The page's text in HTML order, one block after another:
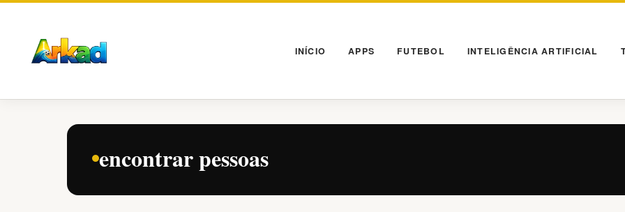
Pular
conteúdo
INÍCIO APPS FUTEBOL INTELIGÊNCIA ARTIFICIAL
encontrar pessoas